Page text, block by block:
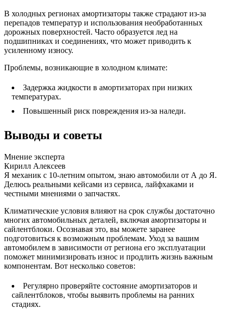
В холодных регионах амортизаторы также страдают из-за
перепадов температур и использования необработанных
дорожных поверхностей. Часто образуется лед на
подшипниках и соединениях, что может приводить к
усиленному износу.
Проблемы, возникающие в холодном климате:
Задержка жидкости в амортизаторах при низких
температурах.
Повышенный риск повреждения из-за наледи.
Выводы и советы
Мнение эксперта
Кирилл Алексеев
Я механик с 10-летним опытом, знаю автомобили от А до Я.
Делюсь реальными кейсами из сервиса, лайфхаками и
честными мнениями о запчастях.
Климатические условия влияют на срок службы достаточно
многих автомобильных деталей, включая амортизаторы и
сайлентблоки. Осознавая это, вы можете заранее
подготовиться к возможным проблемам. Уход за вашим
автомобилем в зависимости от региона его эксплуатации
поможет минимизировать износ и продлить жизнь важным
компонентам. Вот несколько советов:
Регулярно проверяйте состояние амортизаторов и
сайлентблоков, чтобы выявить проблемы на ранних
стадиях.